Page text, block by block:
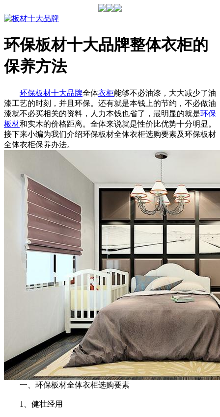
环保板材十大品牌整体衣柜的
保养方法
环保板材十大品牌全体衣柜能够不必油漆，大大减少了油
漆工艺的时刻，并且环保。还有就是本钱上的节约，不必做油
漆就不必买相关的资料，人力本钱也省了，最明显的就是环保
板材和实木的价格距离。全体来说就是性价比优势十分明显。
接下来小编为我们介绍环保板材全体衣柜选购要素及环保板材
全体衣柜保养办法。
一、环保板材全体衣柜选购要素
1、健壮经用